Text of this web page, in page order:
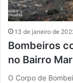
13 de janeiro de
Bombeiros
no Bairro
O Corpo de